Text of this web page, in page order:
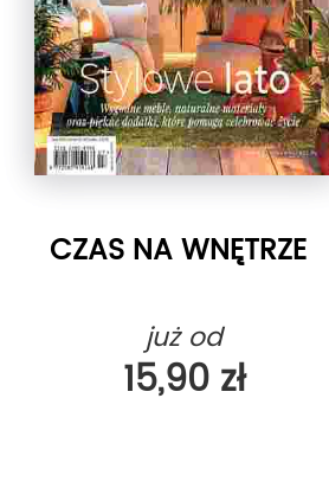
CZAS NA WNĘTRZE
już od
15,90 zł